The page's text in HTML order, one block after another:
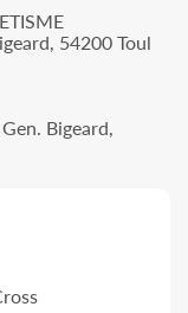
54200 Toul
Bigeard,